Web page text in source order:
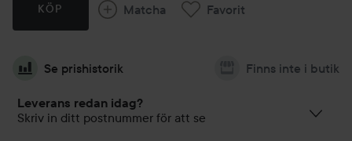
KÖP Matcha Favorit
Se prishistorik Finns inte i butik
Leverans redan idag?
Skriv in ditt postnummer för att se